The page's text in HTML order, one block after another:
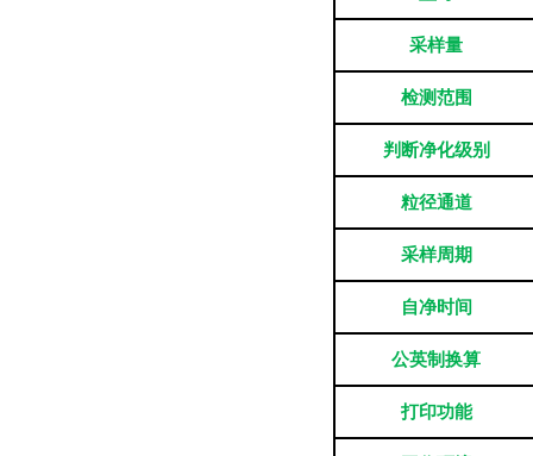
采样量
检测范围
判断净化级别
粒径通道
采样周期
自净时间
公英制换算
打印功能